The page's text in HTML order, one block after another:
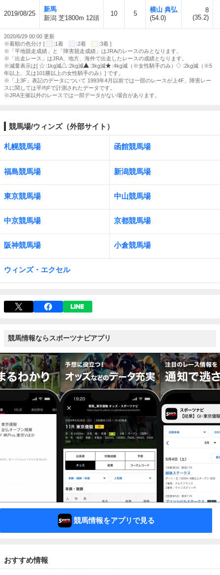
2019/08/25
新馬
新潟 芝1800m 12頭
10 5
横山 典弘
(54.0)
8
(35.2)
2020/6/29 00:00 更新
※着順の色分け [
:1着 :2着
:3着 ]
※「平地競走成績」と「障害競走成績」はJRAのレースのみとなります。
※「出走レース」はJRA、地方、海外で出走したレースの成績となります。
※減量表示は[
:1kg減 :2kg減 :3kg減 :4kg減（※女性騎手のみ）
:2kg減（※5
年以上、又は101勝以上の女性騎手のみ）] です。
※「上3F」表記のデータについて 1993年4月以前では一部のレースが上4F、障害レー
スに関しては平均Fで計測されたデータです。
※JRA主催以外のレースでは一部データがない場合があります。
競馬場/ウィンズ（外部サイト）
札幌競馬場 函館競馬場
福島競馬場 新潟競馬場
東京競馬場 中山競馬場
中京競馬場 京都競馬場
阪神競馬場 小倉競馬場
ウィンズ・エクセル
競馬情報ならスポーツナビアプリ
競馬情報をアプリで見る
おすすめ情報